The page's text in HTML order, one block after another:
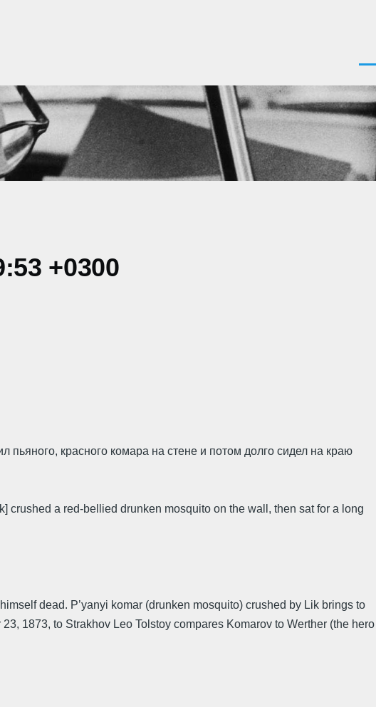
+0300
красного комара на стене и потом долго сидел на краю
crushed a red-bellied drunken mosquito on the wall, then sat for a long
dead. P’yanyi komar (drunken mosquito) crushed by Lik brings to
1873, to Strakhov Leo Tolstoy compares Komarov to Werther (the hero